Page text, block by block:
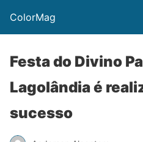
ColorMag
Festa do Divino
Lagolândia é
sucesso